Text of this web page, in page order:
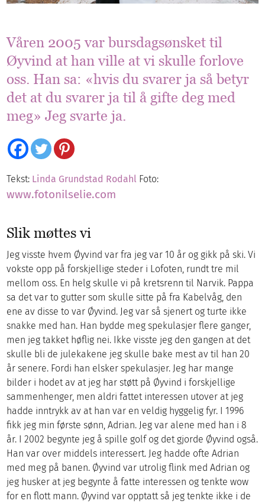
Våren 2005 var bursdagsønsket til
Øyvind at han ville at vi skulle forlove
oss. Han sa: «hvis du svarer ja så betyr
det at du svarer ja til å gifte deg med
meg» Jeg svarte ja.
Tekst: Linda Grundstad Rodahl Foto:
www.fotonilselie.com
Slik møttes vi
Jeg visste hvem Øyvind var fra jeg var 10 år og gikk på ski. Vi
vokste opp på forskjellige steder i Lofoten, rundt tre mil
mellom oss. En helg skulle vi på kretsrenn til Narvik. Pappa
sa det var to gutter som skulle sitte på fra Kabelvåg, den
ene av disse to var Øyvind. Jeg var så sjenert og turte ikke
snakke med han. Han bydde meg spekulasjer flere ganger,
men jeg takket høflig nei. Ikke visste jeg den gangen at det
skulle bli de julekakene jeg skulle bake mest av til han 20
år senere. Fordi han elsker spekulasjer. Jeg har mange
bilder i hodet av at jeg har støtt på Øyvind i forskjellige
sammenhenger, men aldri fattet interessen utover at jeg
hadde inntrykk av at han var en veldig hyggelig fyr. I 1996
fikk jeg min første sønn, Adrian. Jeg var alene med han i 8
år. I 2002 begynte jeg å spille golf og det gjorde Øyvind også.
Han var over middels interessert. Jeg hadde ofte Adrian
med meg på banen. Øyvind var utrolig flink med Adrian og
jeg husker at jeg begynte å fatte interessen og tenkte wow
for en flott mann. Øyvind var opptatt så jeg tenkte ikke i de